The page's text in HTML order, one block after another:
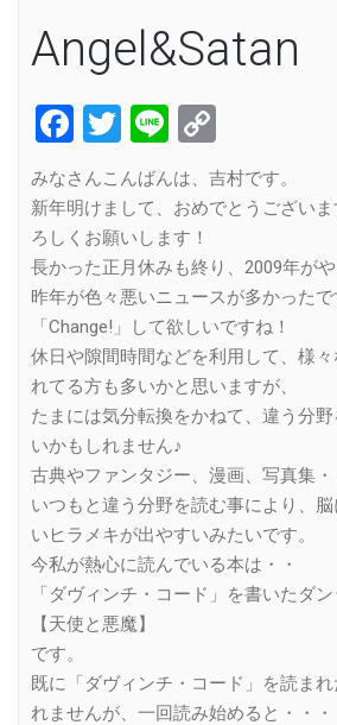
Angel&Satan
Facebook
Twitter
Line
Link
みなさんこんばんは、吉村です。
新年明けまして、おめでとうござい
ろしくお願いします！
長かった正月休みも終り、2009年が
昨年が色々悪いニュースが多かった
「Change!」して欲しいですね！
休日や隙間時間などを利用して、様
れてる方も多いかと思いますが、
たまには気分転換をかねて、違う分
いかもしれません♪
古典やファンタジー、漫画、写真集
いつもと違う分野を読む事により、
いヒラメキが出やすいみたいです。
今私が熱心に読んでいる本は・・
「ダヴィンチ・コード」を書いたダ
【天使と悪魔】
です。
既に「ダヴィンチ・コード」を読ま
れませんが、一回読み始めると・・・